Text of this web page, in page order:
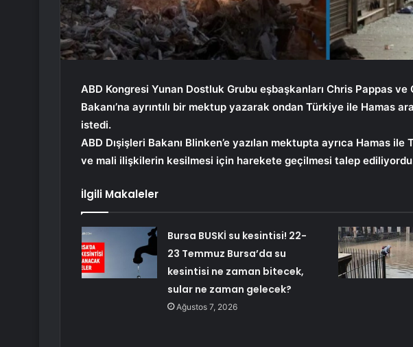
ABD Kongresi Yunan Dostluk Grubu eşbaşkanları Chris Pappas ve
Bakanı’na ayrıntılı bir mektup yazarak ondan Türkiye ile Hamas
istedi.
ABD Dışişleri Bakanı Blinken’e yazılan mektupta ayrıca Hamas
ve mali ilişkilerin kesilmesi için harekete geçilmesi talep
İlgili Makaleler
Bursa BUSKİ su kesintisi! 22-
23 Temmuz Bursa’da su
kesintisi ne zaman bitecek,
sular ne zaman gelecek?
Ağustos 7, 2026